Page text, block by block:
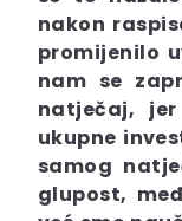
nakon
promijenilo
nam se
natječaj,
ukupne
samog
glupost,